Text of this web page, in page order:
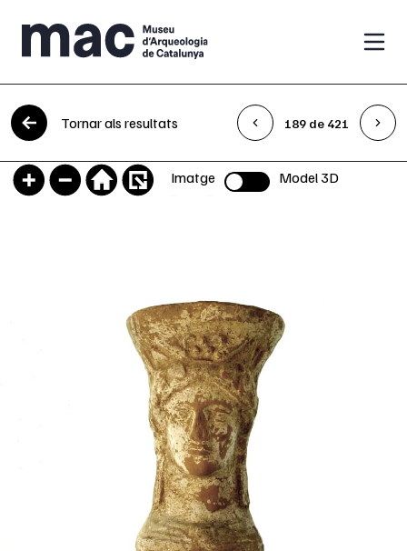
Vés al contingut
Tornar als resultats 189 de 421
Imatge Selector Model 3D